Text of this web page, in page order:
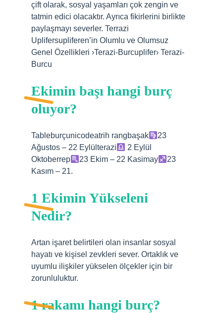
çift olarak, sosyal yaşamları çok zengin ve
tatmin edici olacaktır. Ayrıca fikirlerini birlikte
paylaşmayı severler. Terrazi
Uplifersupliferen’in Olumlu ve Olumsuz
Genel Özellikleri ›Terazi-Burcuplifer› Terazi-
Burcu
Ekimin başı hangi burç
oluyor?
Tableburçunicodeatrih rangbaşak
23
Ağustos – 22 Eylülterazi
2 Eylül
Oktoberrep
23 Ekim – 22 Kasimay
23
Kasım – 21.
1 Ekimin Yükseleni
Nedir?
Artan işaret belirtileri olan insanlar sosyal
hayatı ve kişisel zevkleri sever. Ortaklık ve
uyumlu ilişkiler yükselen ölçekler için bir
zorunluluktur.
1 rakamı hangi burç?